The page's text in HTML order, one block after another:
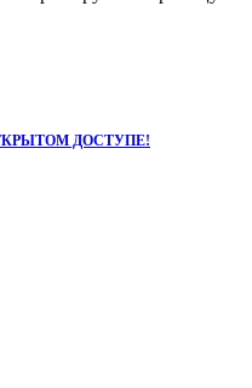
ДОСТУПЕ!